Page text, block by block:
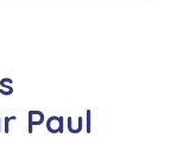
Paul